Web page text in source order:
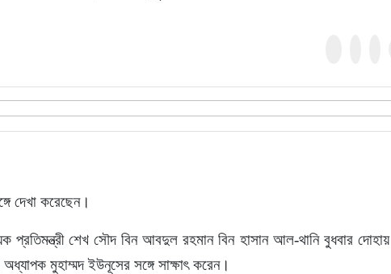
দেখা করেছেন।
প্রতিমন্ত্রী শেখ সৌদ বিন আবদুল রহমান বিন হাসান আল-থানি বুধবার দোহায়
অধ্যাপক মুহাম্মদ ইউনূসের সঙ্গে সাক্ষাৎ করেন।